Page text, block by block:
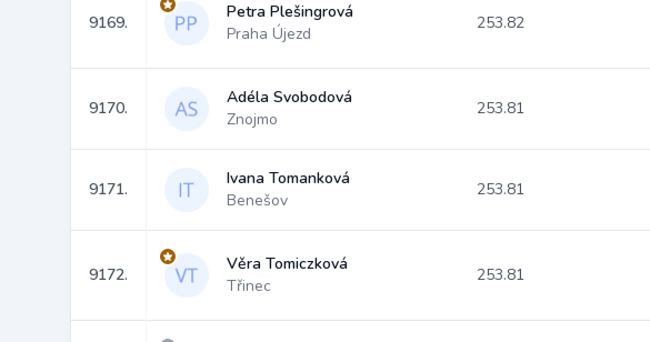
9169.
Petra Plešingrová
Praha Újezd
253.82
9170.
Adéla Svobodová
Znojmo
253.81
9171.
Ivana Tomanková
Benešov
253.81
9172.
Věra Tomiczková
Třinec
253.81